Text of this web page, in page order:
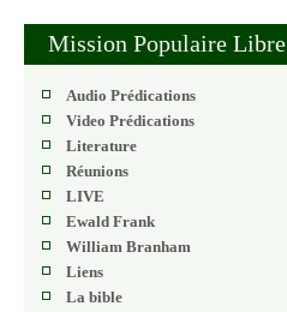
Mission Populaire Libre
Audio Prédications
Video Prédications
Literature
Réunions
LIVE
Ewald Frank
William Branham
Liens
La bible